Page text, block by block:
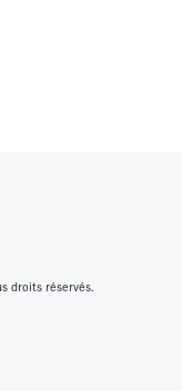
droits réservés.